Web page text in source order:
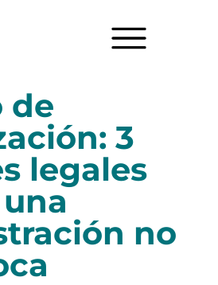
de
3
legales
no